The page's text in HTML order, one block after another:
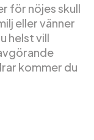
för nöjes skull
eller vänner
helst vill
kommer du